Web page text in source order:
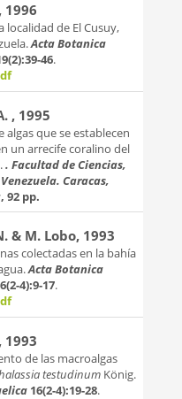
1996
de El Cusuy,
Acta Botanica
46.
, 1995
algas que se establecen
un arrecife coralino del
. Facultad de Ciencias,
Caracas,
, 92 pp.
& M. Lobo, 1993
colectadas en la bahía
Acta Botanica
4):9-17.
1993
de las macroalgas
testudinum König.
16(2-4):19-28.